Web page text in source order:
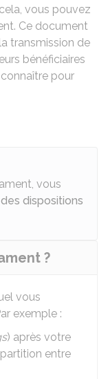
vous pouvez
Ce document
transmission de
bénéficiaires
pour
vous
dispositions
?
vous
exemple :
) après votre
entre